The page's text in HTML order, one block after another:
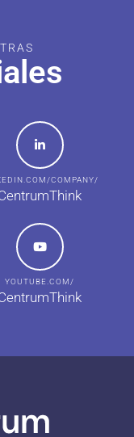
COMPANY/
YOUTUBE.COM/